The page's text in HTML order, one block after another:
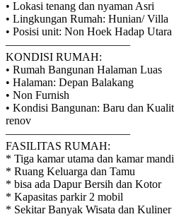
• Lokasi tenang dan nyaman Asri
• Lingkungan Rumah: Hunian/ Villa
• Posisi unit: Non Hoek Hadap Utara
———————————
KONDISI RUMAH:
• Rumah Bangunan Halaman Luas
• Halaman: Depan Balakang
• Non Furnish
• Kondisi Bangunan: Baru dan
renov
———————————
FASILITAS RUMAH:
* Tiga kamar utama dan kamar
* Ruang Keluarga dan Tamu
* bisa ada Dapur Bersih dan Kotor
* Kapasitas parkir 2 mobil
* Sekitar Banyak Wisata dan Kuliner